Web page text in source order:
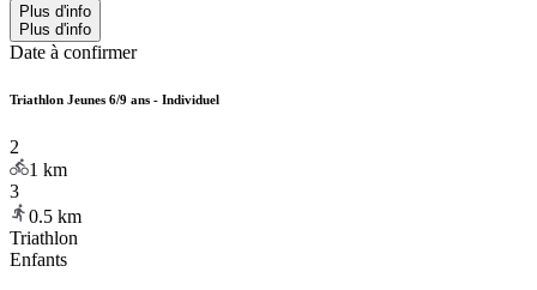
Plus d'info
Plus d'info
Date à confirmer
Triathlon Jeunes 6/9 ans - Individuel
2
1 km
3
0.5 km
Triathlon
Enfants